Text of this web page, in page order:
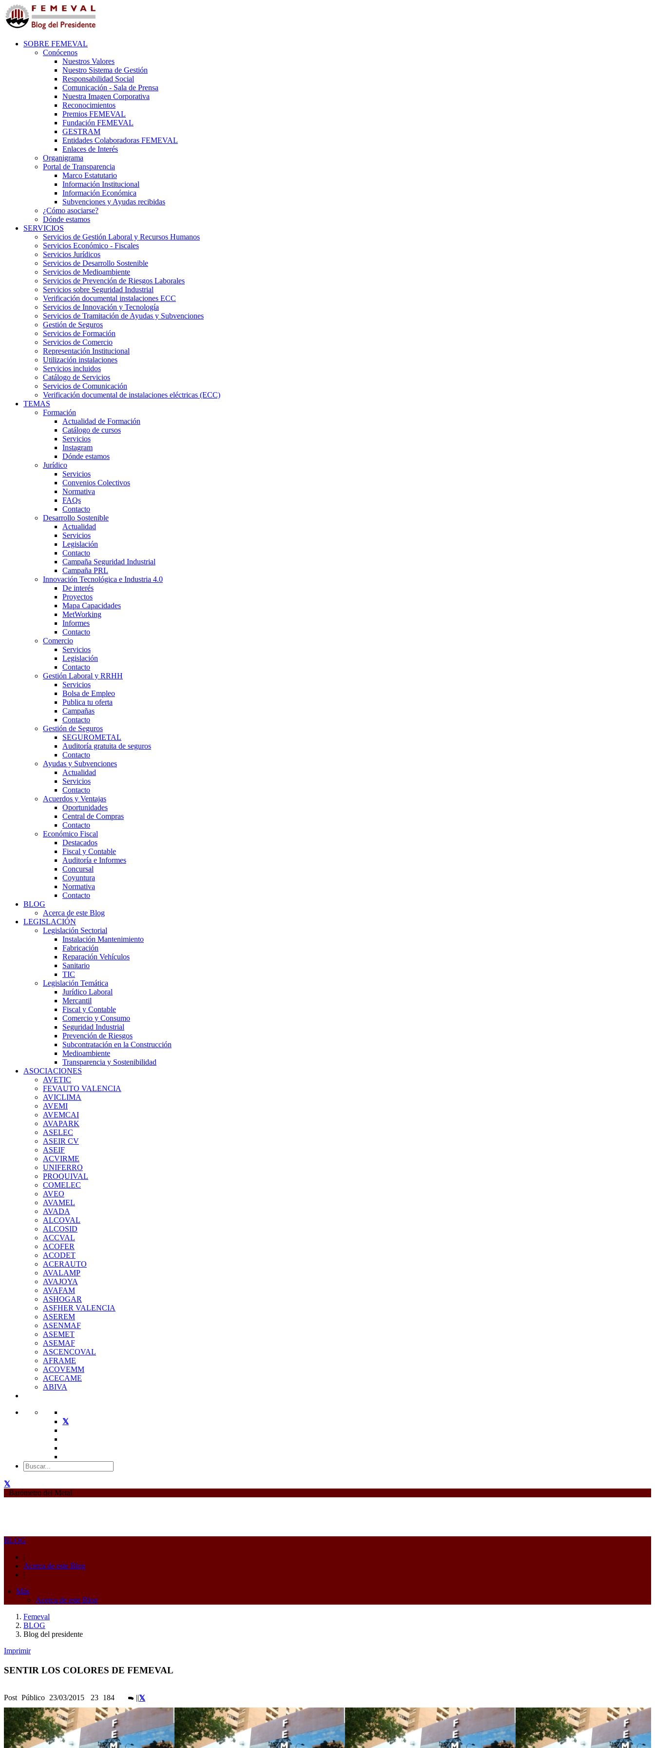
SOBRE FEMEVAL
Conócenos
Nuestros Valores
Nuestro Sistema de Gestión
Responsabilidad Social
Comunicación - Sala de Prensa
Nuestra Imagen Corporativa
Reconocimientos
Premios FEMEVAL
Fundación FEMEVAL
GESTRAM
Entidades Colaboradoras FEMEVAL
Enlaces de Interés
Organigrama
Portal de Transparencia
Marco Estatutario
Información Institucional
Información Económica
Subvenciones y Ayudas recibidas
¿Cómo asociarse?
Dónde estamos
SERVICIOS
Servicios de Gestión Laboral y Recursos Humanos
Servicios Económico - Fiscales
Servicios Jurídicos
Servicios de Desarrollo Sostenible
Servicios de Medioambiente
Servicios de Prevención de Riesgos Laborales
Servicios sobre Seguridad Industrial
Verificación documental instalaciones ECC
Servicios de Innovación y Tecnología
Servicios de Tramitación de Ayudas y Subvenciones
Gestión de Seguros
Servicios de Formación
Servicios de Comercio
Representación Institucional
Utilización instalaciones
Servicios incluidos
Catálogo de Servicios
Servicios de Comunicación
Verificación documental de instalaciones eléctricas (ECC)
TEMAS
Formación
Actualidad de Formación
Catálogo de cursos
Servicios
Instagram
Dónde estamos
Jurídico
Servicios
Convenios Colectivos
Normativa
FAQs
Contacto
Desarrollo Sostenible
Actualidad
Servicios
Legislación
Contacto
Campaña Seguridad Industrial
Campaña PRL
Innovación Tecnológica e Industria 4.0
De interés
Proyectos
Mapa Capacidades
MetWorking
Informes
Contacto
Comercio
Servicios
Legislación
Contacto
Gestión Laboral y RRHH
Servicios
Bolsa de Empleo
Publica tu oferta
Campañas
Contacto
Gestión de Seguros
SEGUROMETAL
Auditoría gratuita de seguros
Contacto
Ayudas y Subvenciones
Actualidad
Servicios
Contacto
Acuerdos y Ventajas
Oportunidades
Central de Compras
Contacto
Económico Fiscal
Destacados
Fiscal y Contable
Auditoría e Informes
Concursal
Coyuntura
Normativa
Contacto
BLOG
Acerca de este Blog
LEGISLACIÓN
Legislación Sectorial
Instalación Mantenimiento
Fabricación
Reparación Vehículos
Sanitario
TIC
Legislación Temática
Jurídico Laboral
Mercantil
Fiscal y Contable
Comercio y Consumo
Seguridad Industrial
Prevención de Riesgos
Subcontratación en la Construcción
Medioambiente
Transparencia y Sostenibilidad
ASOCIACIONES
AVETIC
FEVAUTO VALENCIA
AVICLIMA
AVEMI
AVEMCAI
AVAPARK
ASELEC
ASEIR CV
ASEIF
ACVIRME
UNIFERRO
PROQUIVAL
COMELEC
AVEO
AVAMEL
AVADA
ALCOVAL
ALCOSID
ACCVAL
ACOFER
ACODET
ACERAUTO
AVALAMP
AVAJOYA
AVAFAM
ASHOGAR
ASFHER VALENCIA
ASEREM
ASENMAF
ASEMET
ASEMAF
ASCENCOVAL
AFRAME
ACOVEMM
ACECAME
ABIVA
Barómetro del Metal
BLOG
|
Acerca de este Blog
|
Más
Acerca de este Blog
Femeval
BLOG
Blog del presidente
Imprimir
SENTIR LOS COLORES DE FEMEVAL
Post Público 23/03/2015 23 184 ||